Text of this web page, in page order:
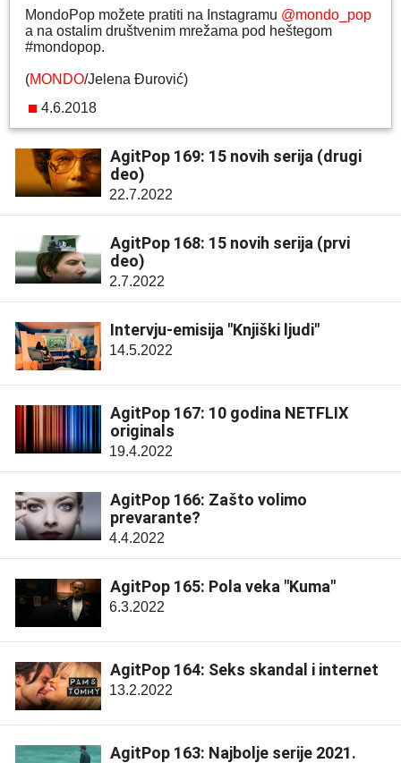
MondoPop možete pratiti na Instagramu @mondo_pop
a na ostalim društvenim mrežama pod heštegom
#mondopop.
(MONDO/Jelena Đurović)
4.6.2018
AgitPop 169: 15 novih serija (drugi
deo)
22.7.2022
AgitPop 168: 15 novih serija (prvi
deo)
2.7.2022
Intervju-emisija "Knjiški ljudi"
14.5.2022
AgitPop 167: 10 godina NETFLIX
originals
19.4.2022
AgitPop 166: Zašto volimo
prevarante?
4.4.2022
AgitPop 165: Pola veka "Kuma"
6.3.2022
AgitPop 164: Seks skandal i internet
13.2.2022
AgitPop 163: Najbolje serije 2021.